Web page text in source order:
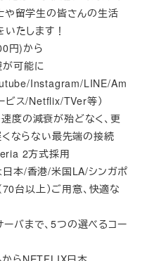
留学生の皆さんの生活
たします！
円)から
が可能に
Instagram/LINE/Am
ス/Netflix/TVer等）
度の減衰が殆どなく、更
ならない最先端の接続
2方式採用
日本/香港/米国LA/シンガポ
台以上）ご用意、快適な
バまで、5つの選べるコー